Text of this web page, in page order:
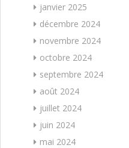
janvier 2025
décembre 2024
novembre 2024
octobre 2024
septembre 2024
août 2024
juillet 2024
juin 2024
mai 2024